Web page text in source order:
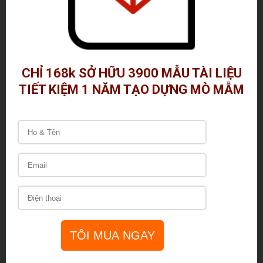
CHỈ 168k SỞ HỮU 3900 MẪU TÀI LIỆU
TIẾT KIỆM 1 NĂM TẠO DỰNG MÒ MẪM